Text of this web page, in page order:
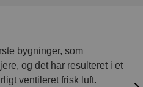
bygninger, som
og det har resulteret i et
ventileret frisk luft.